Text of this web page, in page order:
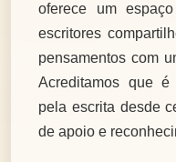
oferece um
escritores
pensamentos com
Acreditamos que
pela escrita desde
de apoio e